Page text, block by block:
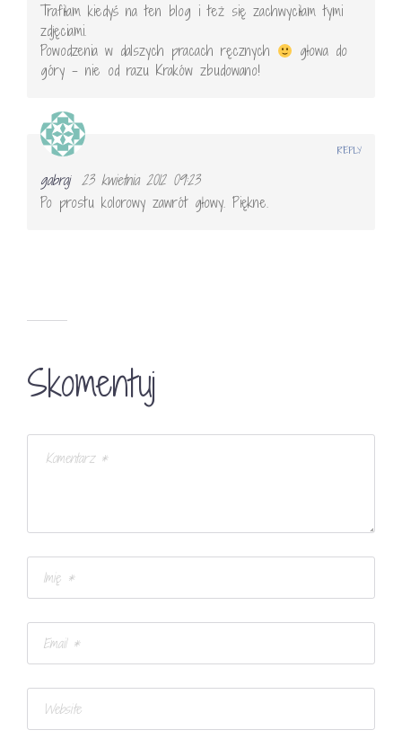
Trafiłam kiedyś na ten blog i też się zachwyciłam tymi
zdjęciami.
Powodzenia w dalszych pracach ręcznych
głowa do
góry – nie od razu Kraków zbudowano!
gabraj 23 kwietnia 2012 09:23
Po prostu kolorowy zawrót głowy. Piękne.
REPLY
Skomentuj